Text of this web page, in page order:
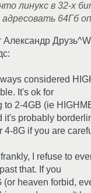
линукс в 32-х
64Гб
Александр
considered
It's ok for
to 2-4GB (ie
it's probably
4-8G if you are
I refuse to
that. If you
(or heaven forbid,